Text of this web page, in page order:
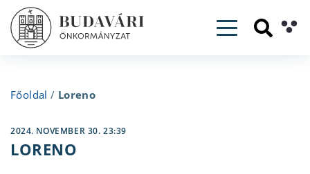
Toggle
Főoldal / Loreno
2024. NOVEMBER 30. 23:39
LORENO